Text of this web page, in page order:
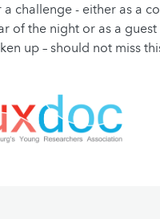
challenge - either as a
of the night or as a
up – should not miss